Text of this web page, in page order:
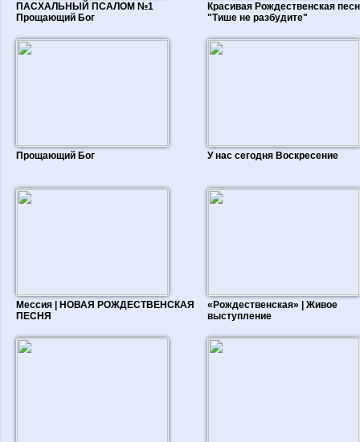
ПАСХАЛЬНЫЙ ПСАЛОМ №1
Прощающий Бог
Красивая Рождественская
"Тише не разбудите"
Прощающий Бог У нас сегодня Воскресение
Мессия | НОВАЯ РОЖДЕСТВЕНСКАЯ
ПЕСНЯ
«Рождественская» | Живое
выступление